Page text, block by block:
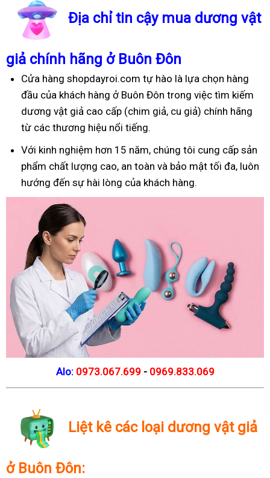
Địa chỉ tin cậy mua dương vật
giả chính hãng ở Buôn Đôn
Cửa hàng shopdayroi.com tự hào là lựa chọn hàng
đầu của khách hàng ở Buôn Đôn trong việc tìm kiếm
dương vật giả cao cấp (chim giả, cu giả) chính hãng
từ các thương hiệu nổi tiếng.
Với kinh nghiệm hơn 15 năm, chúng tôi cung cấp sản
phẩm chất lượng cao, an toàn và bảo mật tối đa, luôn
hướng đến sự hài lòng của khách hàng.
Alo: 0973.067.699 - 0969.833.069
Liệt kê các loại dương vật giả
ở Buôn Đôn: